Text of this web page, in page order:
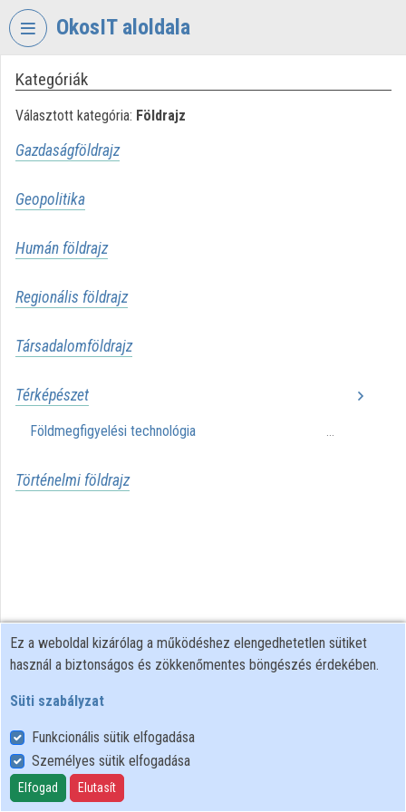
Fejléc kihagyása
OkosIT aloldala
VIDEO
Bejelentkezés
Intézményi felfedezés
Közreműködők
Kategóriák
Választott kategória: Földrajz
Gazdaságföldrajz
Geopolitika
Humán földrajz
Regionális földrajz
Társadalomföldrajz
Térképészet
Földmegfigyelési technológia
Történelmi földrajz
Felhasználói szabályzat
Adatkezelési tájékoztató
Süti szabályzat
Ez a weboldal kizárólag a működéshez elengedhetetlen sütiket
használ a biztonságos és zökkenőmentes böngészés érdekében.
Süti szabályzat
Funkcionális sütik elfogadása
Személyes sütik elfogadása
Elfogad Elutasít